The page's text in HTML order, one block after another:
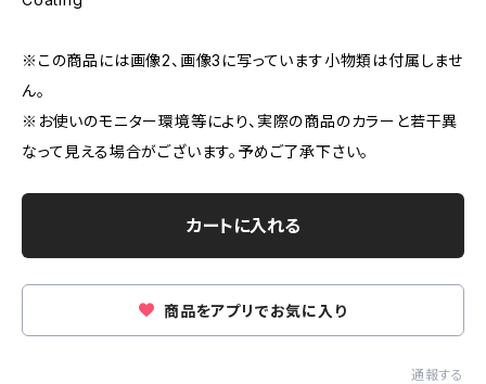
※この商品には画像2、画像3に写っています小物類は付属しませ
ん。
※お使いのモニター環境等により、実際の商品のカラーと若干異
なって見える場合がございます。予めご了承下さい。
カートに入れる
商品をアプリでお気に入り
通報する